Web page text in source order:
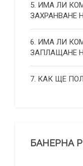
5. ИМА ЛИ
ЗАХРАНВАНЕ
6. ИМА ЛИ
ЗАПЛАЩАНЕ
7. КАК ЩЕ
БАНЕРНА